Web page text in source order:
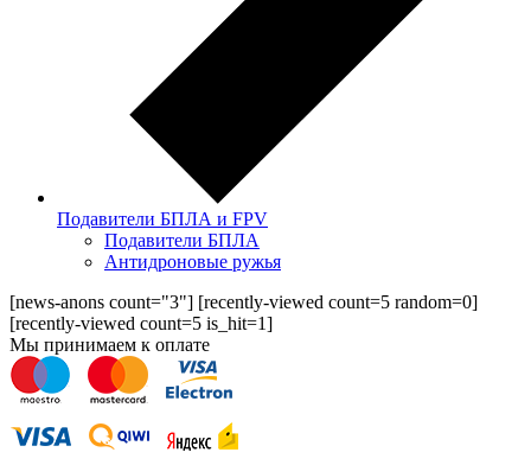
Подавители БПЛА и FPV
Подавители БПЛА
Антидроновые ружья
[news-anons count="3"] [recently-viewed count=5 random=0]
[recently-viewed count=5 is_hit=1]
Мы принимаем к оплате